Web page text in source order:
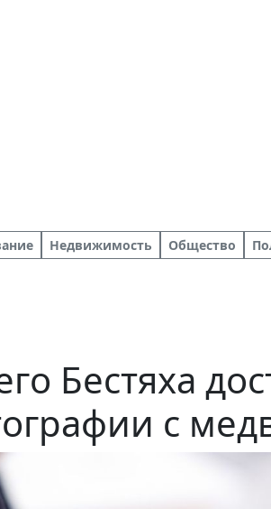
Недвижимость Общество
Бестяха
с